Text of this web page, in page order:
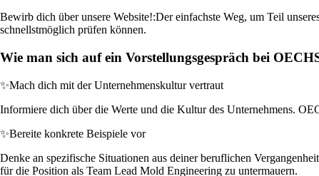
Bewirb dich über unsere Website!:Der einfachste Weg, um Teil
schnellstmöglich prüfen können.
Wie man sich auf ein Vorstellungsgespräch bei
✨Mach dich mit der Unternehmenskultur vertraut
Informiere dich über die Werte und die Kultur des Unternehmens.
✨Bereite konkrete Beispiele vor
Denke an spezifische Situationen aus deiner beruflichen
für die Position als Team Lead Mold Engineering zu untermauern.